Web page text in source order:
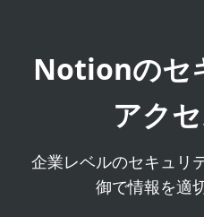
Notionのセ
アク
企業レベルのセキュリ
御で情報を適